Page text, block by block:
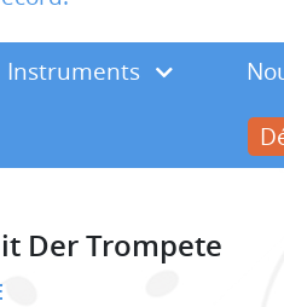
Instruments
Der Trompete